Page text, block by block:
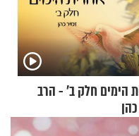
הימים חלק ב’ - הרב